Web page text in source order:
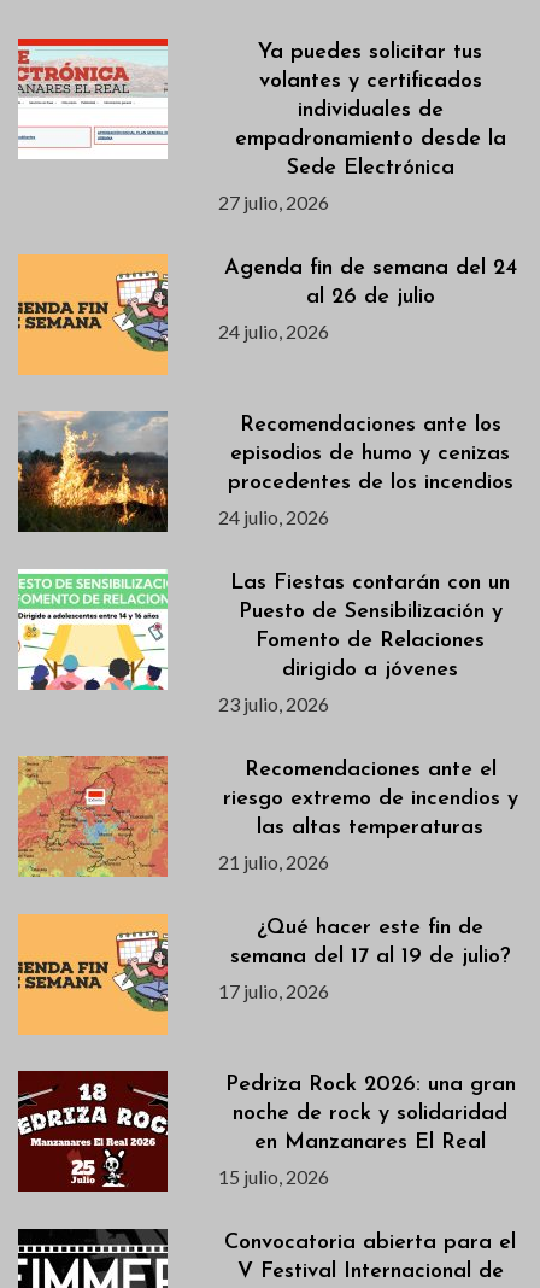
Ya puedes solicitar tus
volantes y certificados
individuales de
empadronamiento desde la
Sede Electrónica
27 julio, 2026
Agenda fin de semana del 24
al 26 de julio
24 julio, 2026
Recomendaciones ante los
episodios de humo y cenizas
procedentes de los incendios
24 julio, 2026
Las Fiestas contarán con un
Puesto de Sensibilización y
Fomento de Relaciones
dirigido a jóvenes
23 julio, 2026
Recomendaciones ante el
riesgo extremo de incendios y
las altas temperaturas
21 julio, 2026
¿Qué hacer este fin de
semana del 17 al 19 de julio?
17 julio, 2026
Pedriza Rock 2026: una gran
noche de rock y solidaridad
en Manzanares El Real
15 julio, 2026
Convocatoria abierta para el
V Festival Internacional de